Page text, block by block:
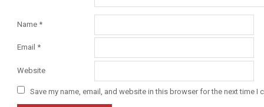
Name *
Email *
Website
Save my name, email, and website in this browser for the next time I